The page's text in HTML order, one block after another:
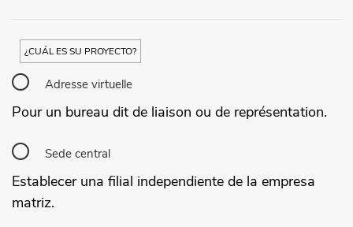
¿CUÁL ES SU PROYECTO?
Adresse virtuelle
Pour un bureau dit de liaison ou de représentation.
Sede central
Establecer una filial independiente de la empresa
matriz.